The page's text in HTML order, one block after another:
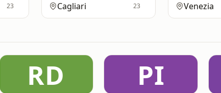
23 Cagliari 23 Venezia
RD PI